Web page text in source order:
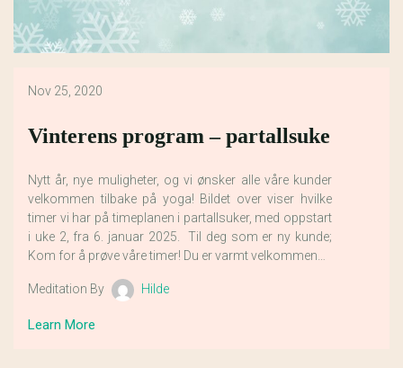
Nov 25, 2020
Vinterens program – partallsuke
Nytt år, nye muligheter, og vi ønsker alle våre kunder
velkommen tilbake på yoga! Bildet over viser hvilke
timer vi har på timeplanen i partallsuker, med oppstart
i uke 2, fra 6. januar 2025. Til deg som er ny kunde;
Kom for å prøve våre timer! Du er varmt velkommen…
Meditation By Hilde
Learn More